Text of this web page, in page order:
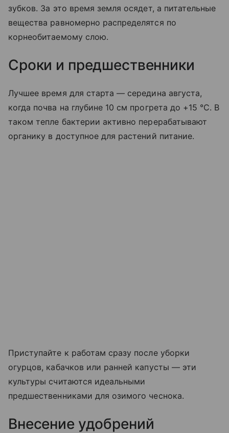
зубков. За это время земля осядет, а питательные
вещества равномерно распределятся по
корнеобитаемому слою.
Сроки и предшественники
Лучшее время для старта — середина августа,
когда почва на глубине 10 см прогрета до +15 °C. В
таком тепле бактерии активно перерабатывают
органику в доступное для растений питание.
Приступайте к работам сразу после уборки
огурцов, кабачков или ранней капусты — эти
культуры считаются идеальными
предшественниками для озимого чеснока.
Внесение удобрений